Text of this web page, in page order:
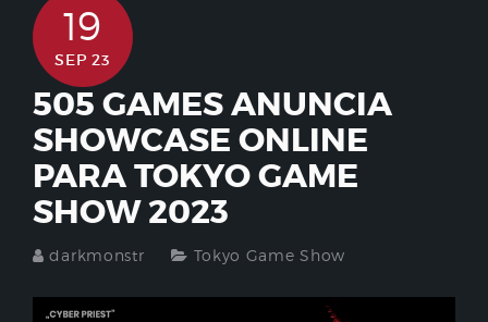
19
SEP 23
505 GAMES ANUNCIA
SHOWCASE ONLINE
PARA TOKYO GAME
SHOW 2023
darkmonstr Tokyo Game Show